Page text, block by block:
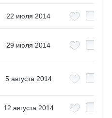
22 июля 2014
29 июля 2014
5 августа 2014
12 августа 2014